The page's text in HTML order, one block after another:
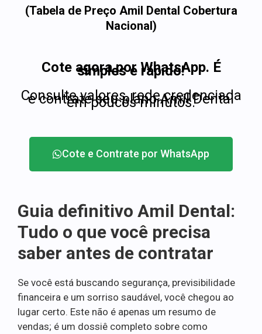
(Tabela de Preço Amil Dental Cobertura
Nacional)
Cote agora por WhatsApp. É
simples e rápido!
Consulte valores, rede credenciada
e contrate seu plano Amil Dental
em poucos minutos.
Cote e Contrate por WhatsApp
Guia definitivo Amil Dental:
Tudo o que você precisa
saber antes de contratar
Se você está buscando segurança, previsibilidade
financeira e um sorriso saudável, você chegou ao
lugar certo. Este não é apenas um resumo de
vendas; é um dossiê completo sobre como